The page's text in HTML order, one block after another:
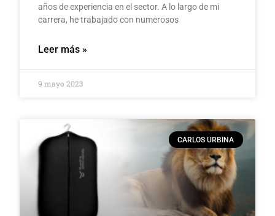
años de experiencia en el sector. A lo largo de mi
carrera, he trabajado con numerosos
Leer más »
9 mayo 2023
CARLOS URBINA